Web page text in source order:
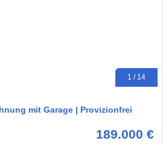
1 / 14
mit Garage | Provizionfrei
189.000 €